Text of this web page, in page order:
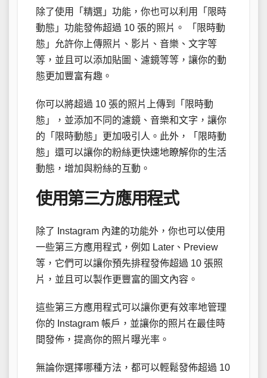
除了使用「精選」功能，你也可以利用「限時
動態」功能發佈超過 10 張的照片。 「限時動
態」允許你上傳照片、影片、音樂、文字等
等，並且可以添加貼圖、濾鏡等等，讓你的動
態更加豐富有趣。
你可以將超過 10 張的照片上傳到「限時動
態」，並添加不同的濾鏡、音樂和文字，讓你
的「限時動態」更加吸引人。此外，「限時動
態」還可以讓你的粉絲更快速地瞭解你的生活
動態，增加與粉絲的互動。
使用第三方應用程式
除了 Instagram 內建的功能外，你也可以使用
一些第三方應用程式，例如 Later、Preview
等，它們可以讓你預先排程發佈超過 10 張照
片，並且可以製作更豐富的圖文內容。
這些第三方應用程式可以讓你更有效率地管理
你的 Instagram 帳戶，並讓你的照片在最佳時
間發佈，提高你的照片曝光率。
無論你選擇哪種方法，都可以輕鬆發佈超過 10